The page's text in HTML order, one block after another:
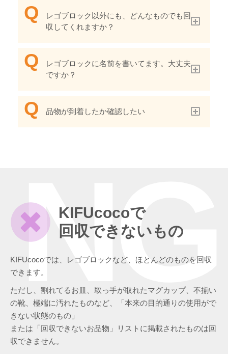
レゴブロック以外にも、どんなものでも回
収してくれますか？
レゴブロックに名前を書いてます。大丈夫
ですか？
品物が到着したか確認したい
KIFUcocoで
回収できないもの
KIFUcocoでは、レゴブロックなど、ほとんどのものを回収
できます。
ただし、割れてるお皿、取っ手が取れたマグカップ、不揃い
の靴、極端に汚れたものなど、「本来の目的通りの使用がで
きない状態のもの」
または「回収できないお品物」リストに掲載されたものは回
収できません。
NG